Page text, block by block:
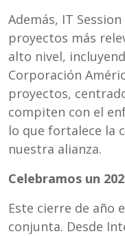
Además, IT
proyectos más
alto nivel,
Corporación
proyectos,
compiten con el
lo que fortalece la
nuestra alianza.
Celebramos un
Este cierre de año
conjunta. Desde